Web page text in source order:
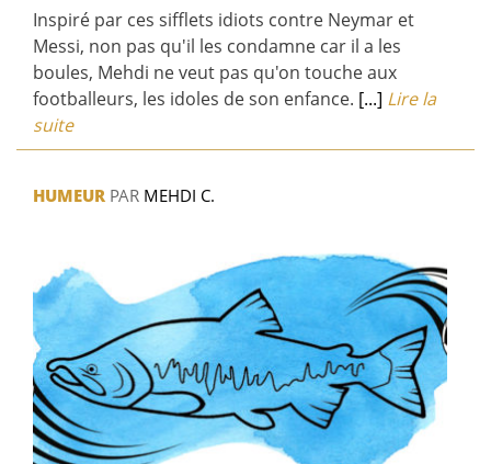
Inspiré par ces sifflets idiots contre Neymar et
Messi, non pas qu'il les condamne car il a les
boules, Mehdi ne veut pas qu'on touche aux
footballeurs, les idoles de son enfance. [...] Lire la
suite
HUMEUR PAR MEHDI C.